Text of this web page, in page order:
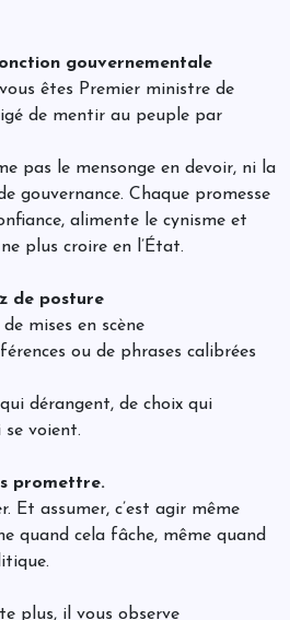
gouvernementale
êtes Premier ministre de
de mentir au peuple par
pas le mensonge en devoir, ni la
gouvernance. Chaque promesse
alimente le cynisme et
plus croire en l’État.
de posture
mises en scène
ou de phrases calibrées
dérangent, de choix qui
se voient.
promettre.
Et assumer, c’est agir même
quand cela fâche, même quand
plus, il vous observe